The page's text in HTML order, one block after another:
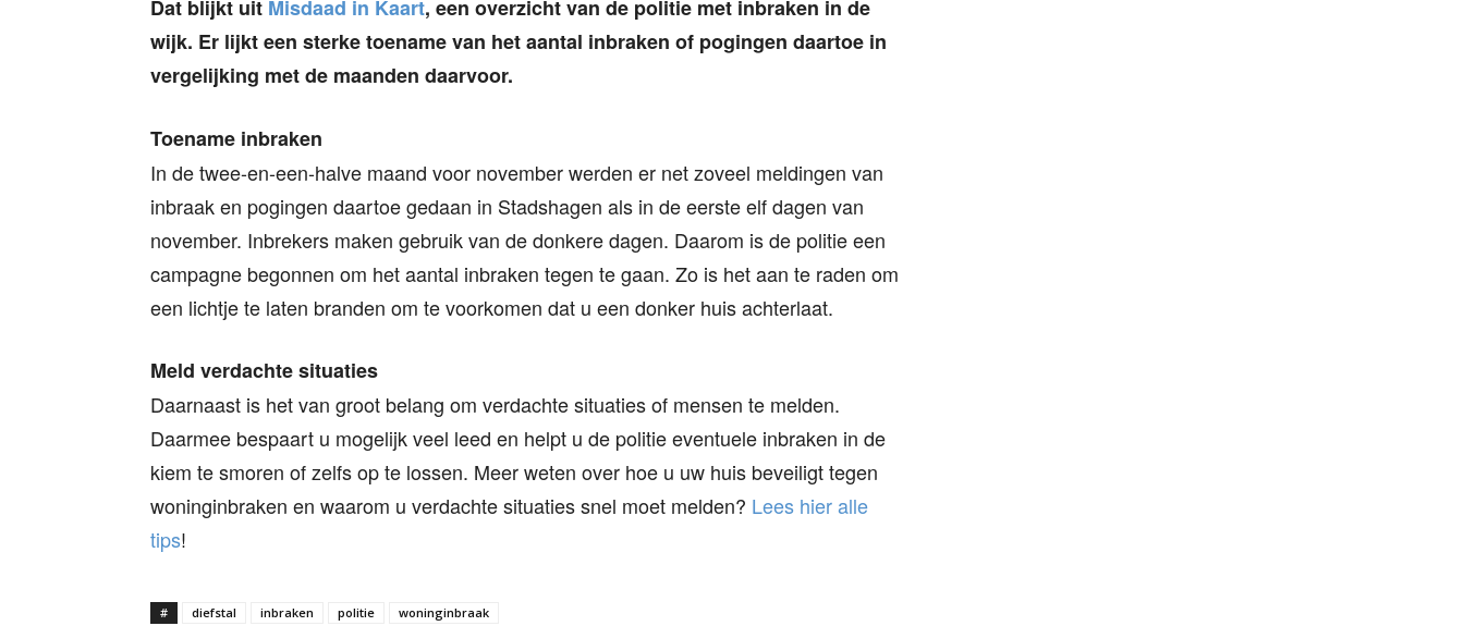
Dat blijkt uit Misdaad in Kaart, een overzicht van de politie met inbraken in de
wijk. Er lijkt een sterke toename van het aantal inbraken of pogingen daartoe in
vergelijking met de maanden daarvoor.
Toename inbraken
In de twee-en-een-halve maand voor november werden er net zoveel meldingen van
inbraak en pogingen daartoe gedaan in Stadshagen als in de eerste elf dagen van
november. Inbrekers maken gebruik van de donkere dagen. Daarom is de politie een
campagne begonnen om het aantal inbraken tegen te gaan. Zo is het aan te raden om
een lichtje te laten branden om te voorkomen dat u een donker huis achterlaat.
Meld verdachte situaties
Daarnaast is het van groot belang om verdachte situaties of mensen te melden.
Daarmee bespaart u mogelijk veel leed en helpt u de politie eventuele inbraken in de
kiem te smoren of zelfs op te lossen. Meer weten over hoe u uw huis beveiligt tegen
woninginbraken en waarom u verdachte situaties snel moet melden? Lees hier alle
tips!
# diefstal inbraken politie woninginbraak